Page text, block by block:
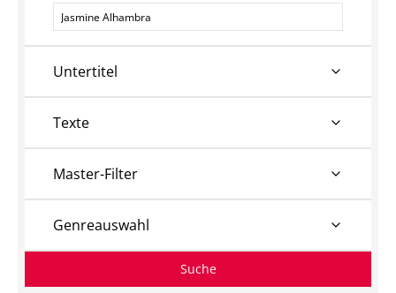
Personen
Untertitel
Texte
Master-Filter
Genreauswahl
Suche